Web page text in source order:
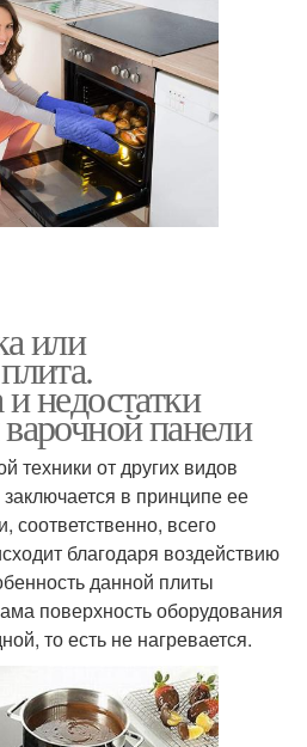
или
недостатки
панели
техники от других видов
в принципе ее
соответственно, всего
благодаря воздействию
данной плиты
поверхность оборудования
то есть не нагревается.